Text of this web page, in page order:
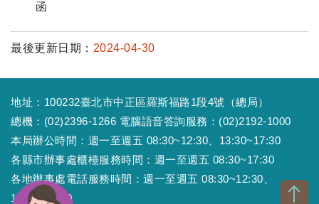
函
最後更新日期： 2024-04-30
地址：100232臺北市中正區羅斯福路1段4號（總局）
總機：(02)2396-1266 電腦語音答詢服務：(02)2192-1000
本局辦公時間：週一至週五 08:30~12:30、13:30~17:30
各縣市辦事處櫃檯服務時間：週一至週五 08:30~17:30
各地辦事處電話服務時間：週一至週五 08:30~12:30、
13:30~17:30